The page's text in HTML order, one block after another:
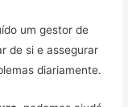
um gestor de
de si e assegurar
diariamente.